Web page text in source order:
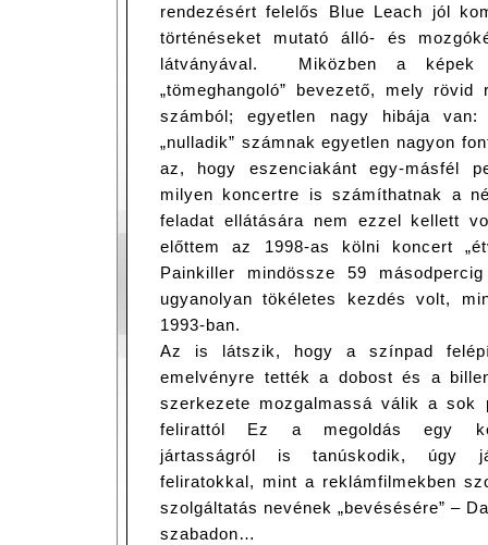
rendezésért felelős Blue Leach jól
történéseket mutató álló- és
látványával. Miközben a képek
„tömeghangoló” bevezető, mely
számból; egyetlen nagy hibája
„nulladik” számnak egyetlen nagyon
az, hogy eszenciakánt egy-másfél
milyen koncertre is számíthatnak a
feladat ellátására nem ezzel kellett
előttem az 1998-as kölni koncert
Painkiller mindössze 59
ugyanolyan tökéletes kezdés volt,
1993-ban.
Az is látszik, hogy a színpad
emelvényre tették a dobost és a
szerkezete mozgalmassá válik a sok
felirattól Ez a megoldás egy
jártasságról is tanúskodik, úgy
feliratokkal, mint a reklámfilmekben
szolgáltatás nevének „bevésésére” –
szabadon…